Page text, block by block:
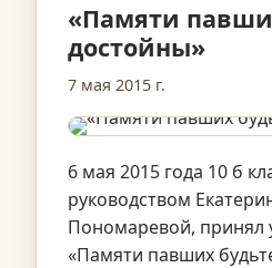
«Памяти
достойны»
7 мая 2015 г.
6 мая 2015 года 10 б
руководством
Пономаревой, принял
«Памяти павших